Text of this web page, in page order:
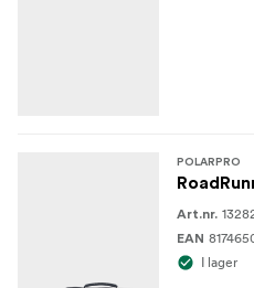
POLARPRO
Art.nr.
EAN
I lager